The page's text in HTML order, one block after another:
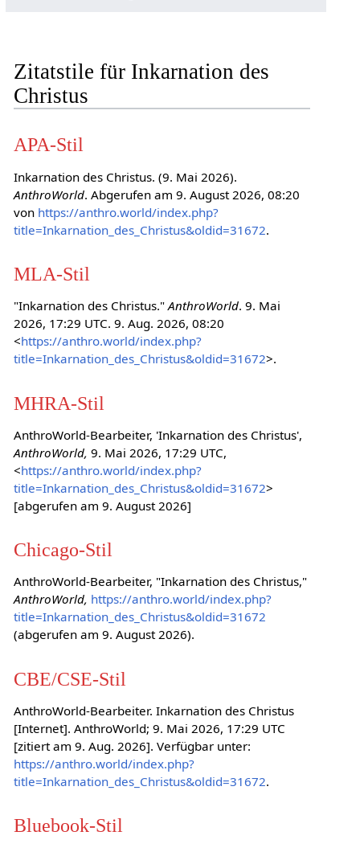
Zitatstile für Inkarnation des
Christus
APA-Stil
Inkarnation des Christus. (9. Mai 2026).
AnthroWorld. Abgerufen am 9. August 2026, 08:20
von https://anthro.world/index.php?
title=Inkarnation_des_Christus&oldid=31672.
MLA-Stil
"Inkarnation des Christus."AnthroWorld. 9. Mai
2026, 17:29 UTC. 9. Aug. 2026, 08:20
<https://anthro.world/index.php?
title=Inkarnation_des_Christus&oldid=31672>.
MHRA-Stil
AnthroWorld-Bearbeiter, 'Inkarnation des Christus',
AnthroWorld, 9. Mai 2026, 17:29 UTC,
<https://anthro.world/index.php?
title=Inkarnation_des_Christus&oldid=31672>
[abgerufen am 9. August 2026]
Chicago-Stil
AnthroWorld-Bearbeiter, "Inkarnation des Christus,"
AnthroWorld, https://anthro.world/index.php?
title=Inkarnation_des_Christus&oldid=31672
(abgerufen am 9. August 2026).
CBE/CSE-Stil
AnthroWorld-Bearbeiter. Inkarnation des Christus
[Internet]. AnthroWorld; 9. Mai 2026, 17:29 UTC
[zitiert am 9. Aug. 2026]. Verfügbar unter:
https://anthro.world/index.php?
title=Inkarnation_des_Christus&oldid=31672.
Bluebook-Stil